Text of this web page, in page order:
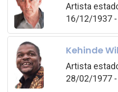
Artista
16/12/1937 -
Kehinde
Artista
28/02/1977 -